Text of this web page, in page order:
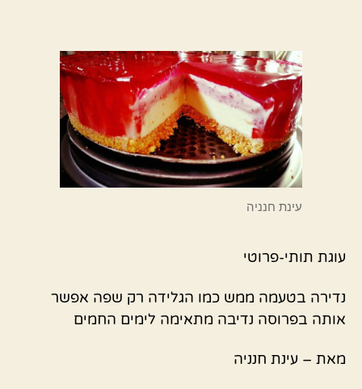
עינת חנניה
עוגת תותי-פרוטי
נדירה בטעמה ממש כמו הגלידה רק שפה אפשר
אותה בפרוסה נדיבה מתאימה לימים החמים
מאת – עינת חנניה